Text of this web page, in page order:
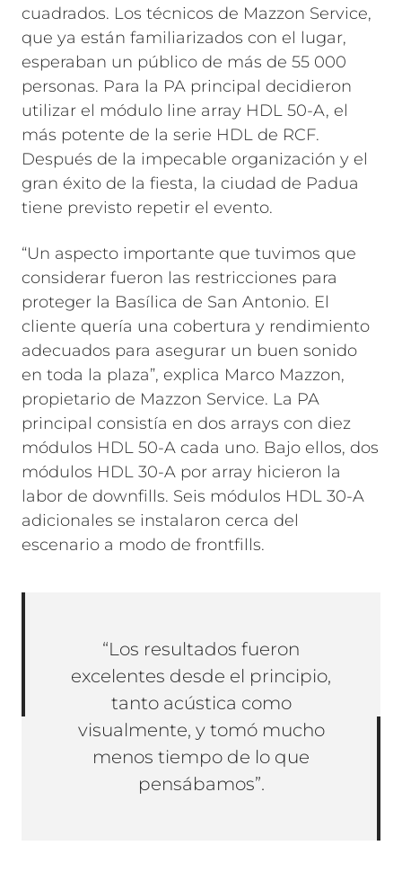
cuadrados. Los técnicos de Mazzon Service,
que ya están familiarizados con el lugar,
esperaban un público de más de 55 000
personas. Para la PA principal decidieron
utilizar el módulo line array HDL 50-A, el
más potente de la serie HDL de RCF.
Después de la impecable organización y el
gran éxito de la fiesta, la ciudad de Padua
tiene previsto repetir el evento.
“Un aspecto importante que tuvimos que
considerar fueron las restricciones para
proteger la Basílica de San Antonio. El
cliente quería una cobertura y rendimiento
adecuados para asegurar un buen sonido
en toda la plaza”, explica Marco Mazzon,
propietario de Mazzon Service. La PA
principal consistía en dos arrays con diez
módulos HDL 50-A cada uno. Bajo ellos, dos
módulos HDL 30-A por array hicieron la
labor de downfills. Seis módulos HDL 30-A
adicionales se instalaron cerca del
escenario a modo de frontfills.
“Los resultados fueron
excelentes desde el principio,
tanto acústica como
visualmente, y tomó mucho
menos tiempo de lo que
pensábamos”.